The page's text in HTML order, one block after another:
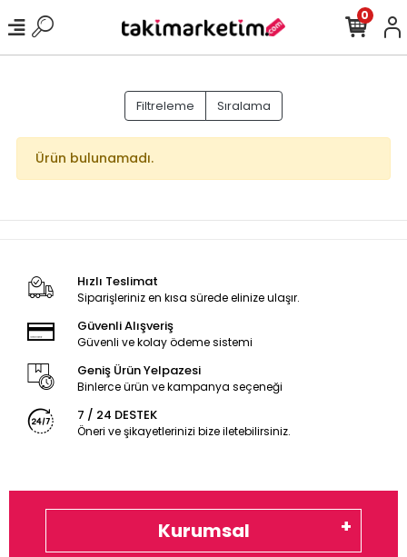
0
Filtreleme Sıralama
Ürün bulunamadı.
Hızlı Teslimat
Siparişleriniz en kısa sürede elinize ulaşır.
Güvenli Alışveriş
Güvenli ve kolay ödeme sistemi
Geniş Ürün Yelpazesi
Binlerce ürün ve kampanya seçeneği
7 / 24 DESTEK
Öneri ve şikayetlerinizi bize iletebilirsiniz.
Kurumsal